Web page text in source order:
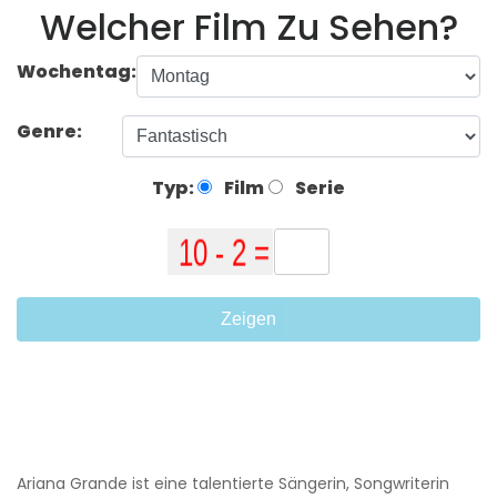
Welcher Film Zu Sehen?
Wochentag:
Genre:
Typ: Film Serie
Zeigen
Ariana Grande ist eine talentierte Sängerin, Songwriterin